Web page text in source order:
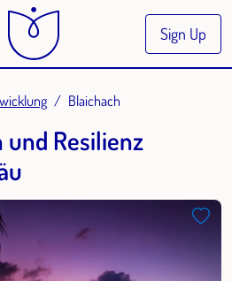
Sign Up
Blaichach
Resilienz